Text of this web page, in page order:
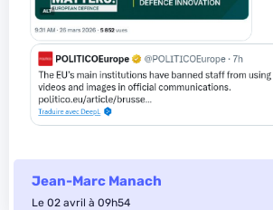
Jean-Marc Manach
Le 02 avril à 09h54